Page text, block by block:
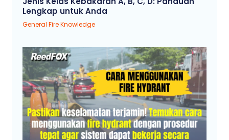
Lengkap untuk Anda
General Fire Knowledge